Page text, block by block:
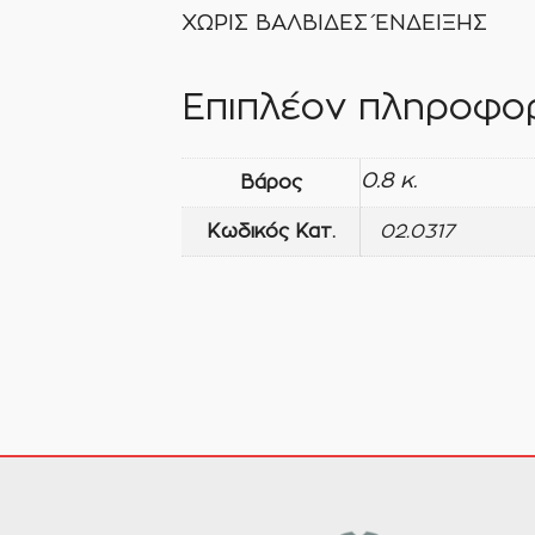
ΧΩΡΙΣ ΒΑΛΒΙΔΕΣ ΈΝΔΕΙΞΗΣ
Επιπλέον
Βάρος 0.8 κ.
Κωδικός Κατ. 02.0317